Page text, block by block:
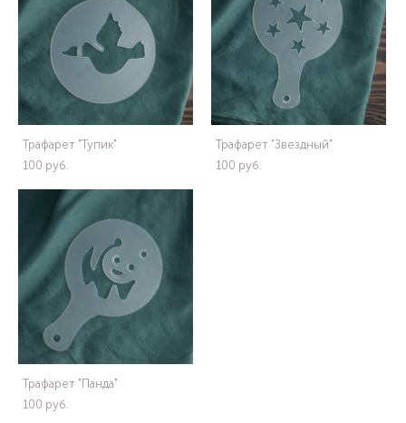
Трафарет "Тупик"
100 pуб.
Трафарет "Звездный"
100 pуб.
Трафарет "Панда"
100 pуб.